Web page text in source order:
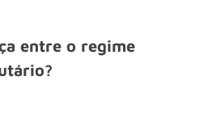
entre o regime